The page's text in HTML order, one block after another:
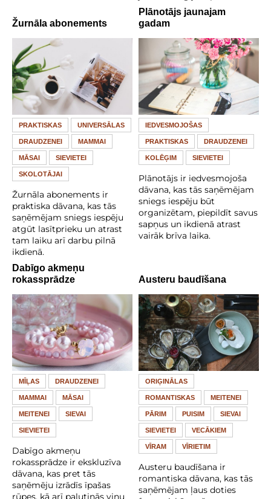
Žurnāla abonements
PRAKTISKAS UNIVERSĀLAS
DRAUDZENEI MAMMAI
MĀSAI SIEVIETEI
SKOLOTĀJAI
Žurnāla abonements ir
praktiska dāvana, kas tās
saņēmējam sniegs iespēju
atgūt lasītprieku un atrast
tam laiku arī darbu pilnā
ikdienā.
Plānotājs jaunajam
gadam
IEDVESMOJOŠAS
PRAKTISKAS DRAUDZENEI
KOLĒĢIM SIEVIETEI
Plānotājs ir iedvesmojoša
dāvana, kas tās saņēmējam
sniegs iespēju būt
organizētam, piepildīt savus
sapņus un ikdienā atrast
vairāk brīva laika.
Dabīgo akmeņu
rokassprādze
MĪĻAS DRAUDZENEI
MAMMAI MĀSAI
MEITENEI SIEVAI
SIEVIETEI
Dabīgo akmeņu
rokassprādze ir ekskluzīva
dāvana, kas pret tās
saņēmēju izrādīs īpašas
rūpes, kā arī palutinās viņu
Austeru baudīšana
ORIĢINĀLAS
ROMANTISKAS MEITENEI
PĀRIM PUISIM SIEVAI
SIEVIETEI VECĀKIEM
VĪRAM VĪRIETIM
Austeru baudīšana ir
romantiska dāvana, kas tās
saņēmējam ļaus doties